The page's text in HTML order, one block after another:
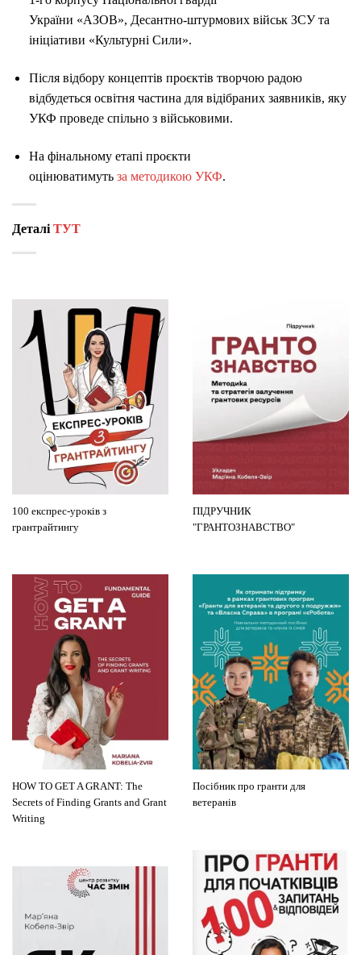
України «АЗОВ», Десантно-штурмових військ ЗСУ та
ініціативи «Культурні Сили».
Після відбору концептів проєктів творчою радою
відбудеться освітня частина для відібраних заявників, яку
УКФ проведе спільно з військовими.
На фінальному етапі проєкти
оцінюватимуть за методикою УКФ.
Деталі ТУТ
100 експрес-уроків з
грантрайтингу
ПІДРУЧНИК
"ГРАНТОЗНАВСТВО"
HOW TO GET A GRANT: The
Secrets of Finding Grants and Grant
Writing
Посібник про гранти для
ветеранів